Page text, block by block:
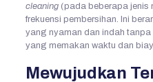
cleaning(pada beberapa jenis
frekuensi pembersihan. Ini
yang nyaman dan indah
yang memakan waktu dan
Mewujudkan